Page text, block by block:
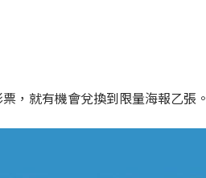
，就有機會兌換到限量海報乙張。